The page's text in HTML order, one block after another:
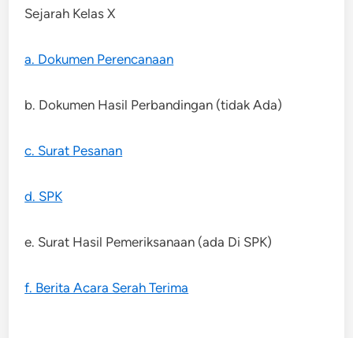
Sejarah Kelas X
a. Dokumen Perencanaan
b. Dokumen Hasil Perbandingan (tidak Ada)
c. Surat Pesanan
d. SPK
e. Surat Hasil Pemeriksanaan (ada Di SPK)
f. Berita Acara Serah Terima